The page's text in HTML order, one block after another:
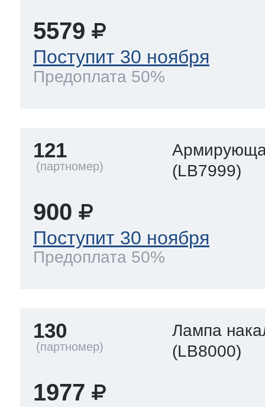
5579
Поступит 30 ноября
Предоплата 50%
121
(LB7999)
900
Поступит 30 ноября
Предоплата 50%
130
Лампа
(LB8000)
1977